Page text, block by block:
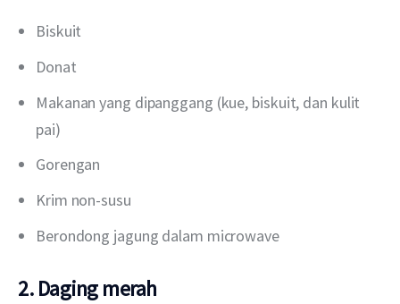
Biskuit
Donat
Makanan yang dipanggang (kue, biskuit, dan kulit
pai)
Gorengan
Krim non-susu
Berondong jagung dalam microwave
2. Daging merah